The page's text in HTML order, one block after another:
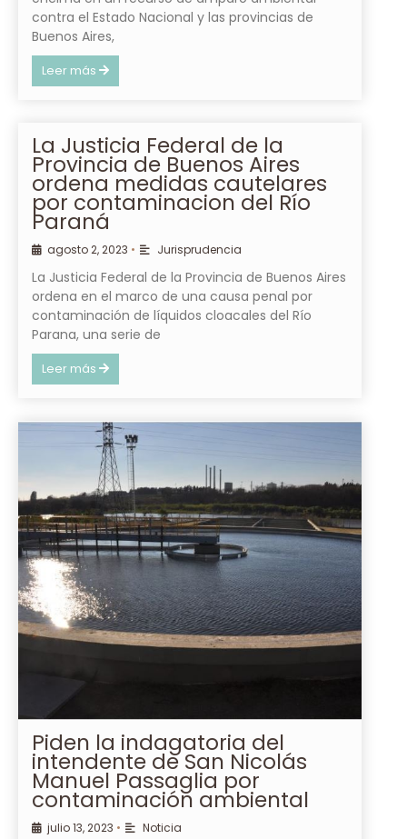
contra el Estado Nacional y las provincias de
Buenos Aires,
Leer más
La Justicia Federal de la
Provincia de Buenos Aires
ordena medidas cautelares
por contaminacion del Río
Paraná
agosto 2, 2023 • Jurisprudencia
La Justicia Federal de la Provincia de Buenos Aires
ordena en el marco de una causa penal por
contaminación de líquidos cloacales del Río
Parana, una serie de
Leer más
Piden la indagatoria del
intendente de San Nicolás
Manuel Passaglia por
contaminación ambiental
julio 13, 2023 • Noticia